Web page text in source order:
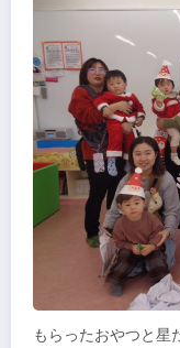
もらったおやつと星